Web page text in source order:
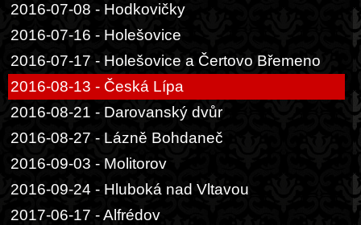
2016-07-08 - Hodkovičky
2016-07-16 - Holešovice
2016-07-17 - Holešovice a Čertovo Břemeno
2016-08-13 - Česká Lípa
2016-08-21 - Darovanský dvůr
2016-08-27 - Lázně Bohdaneč
2016-09-03 - Molitorov
2016-09-24 - Hluboká nad Vltavou
2017-06-17 - Alfrédov